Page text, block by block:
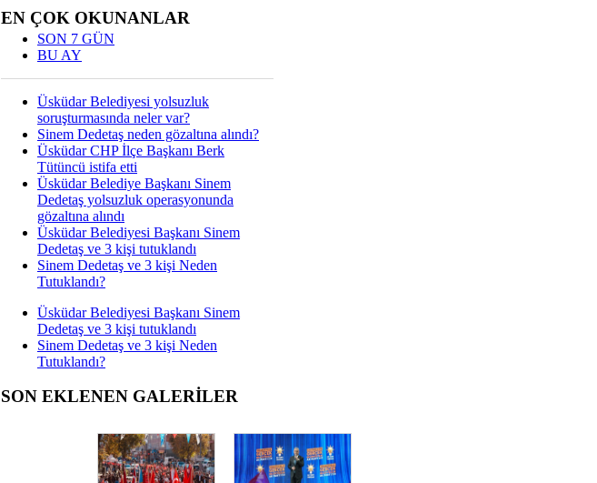
EN ÇOK OKUNANLAR
SON 7 GÜN
BU AY
Üsküdar Belediyesi yolsuzluk
soruşturmasında neler var?
Sinem Dedetaş neden gözaltına alındı?
Üsküdar CHP İlçe Başkanı Berk
Tütüncü istifa etti
Üsküdar Belediye Başkanı Sinem
Dedetaş yolsuzluk operasyonunda
gözaltına alındı
Üsküdar Belediyesi Başkanı Sinem
Dedetaş ve 3 kişi tutuklandı
Sinem Dedetaş ve 3 kişi Neden
Tutuklandı?
Üsküdar Belediyesi Başkanı Sinem
Dedetaş ve 3 kişi tutuklandı
Sinem Dedetaş ve 3 kişi Neden
Tutuklandı?
SON EKLENEN GALERİLER